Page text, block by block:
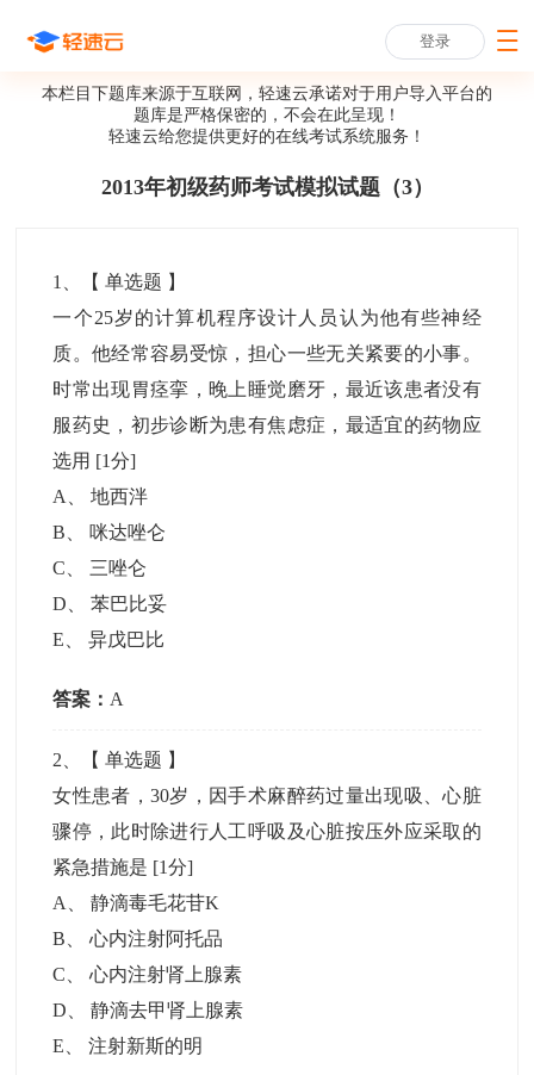
登录
本栏目下题库来源于互联网，轻速云承诺对于用户导入平台的
题库是严格保密的，不会在此呈现！
轻速云给您提供更好的在线考试系统服务！
2013年初级药师考试模拟试题（3）
1 、【单选题 】
一个25岁的计算机程序设计人员认为他有些神经
质。他经常容易受惊，担心一些无关紧要的小事。
时常出现胃痉挛，晚上睡觉磨牙，最近该患者没有
服药史，初步诊断为患有焦虑症，最适宜的药物应
选用 [1分]
A
、地西泮
B
咪达唑仑
C
三唑仑
D 、苯巴比妥
E 、异戊巴比
答案： A
2 、【单选题 】
女性患者，30岁，因手术麻醉药过量出现吸、心脏
骤停，此时除进行人工呼吸及心脏按压外应采取的
紧急措施是 [1分]
A
、静滴毒毛花苷K
B 、心内注射阿托品
C 、心内注射肾上腺素
D 、静滴去甲肾上腺素
E 、注射新斯的明